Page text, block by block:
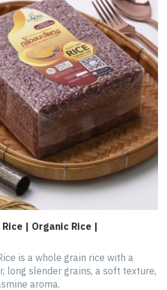
| Organic Rice |
is a whole grain rice with a
long slender grains, a soft texture,
aroma.